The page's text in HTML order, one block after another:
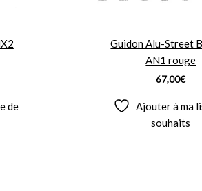
de
Guidon Alu-Street
AN1 rouge
67,00€
Ajouter à ma
souhaits